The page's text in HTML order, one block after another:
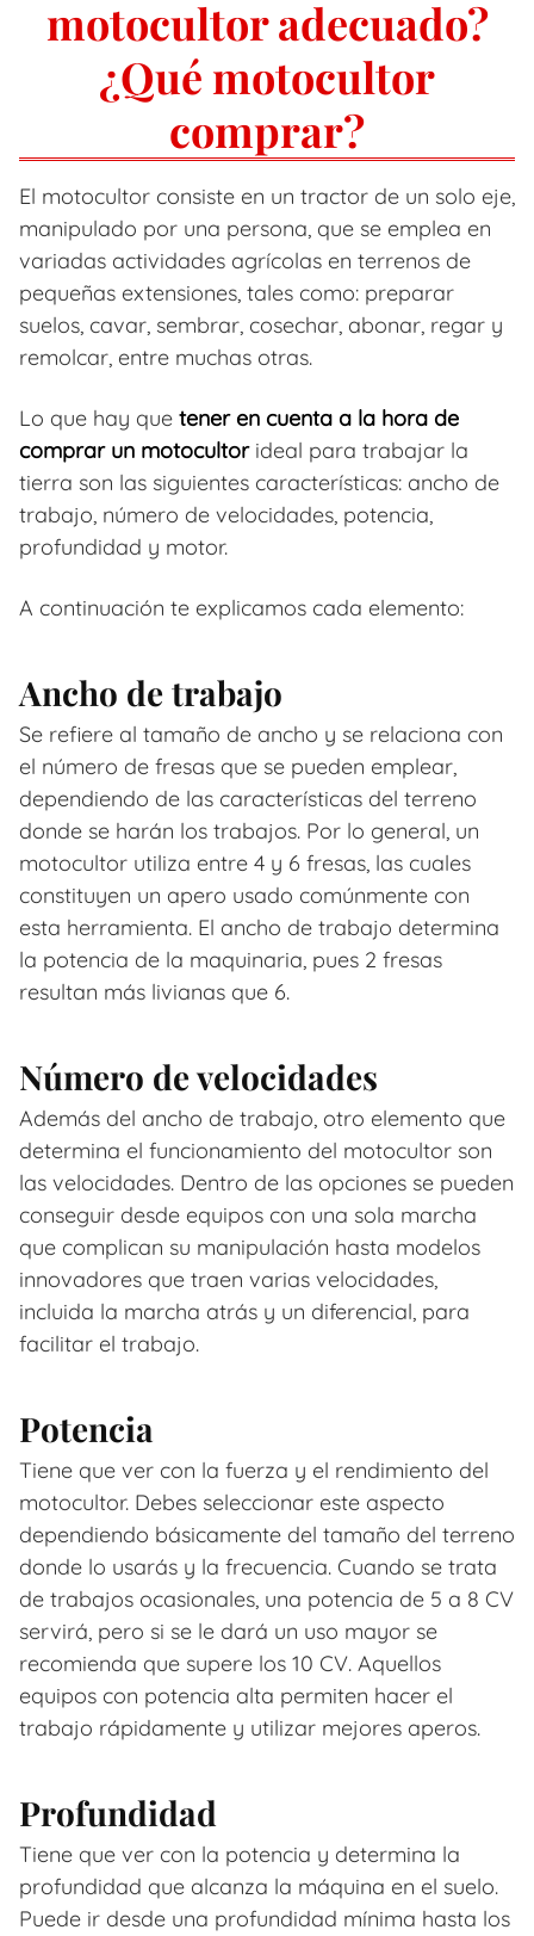
motocultor adecuado?
¿Qué motocultor
comprar?
El motocultor consiste en un tractor de un solo eje,
manipulado por una persona, que se emplea en
variadas actividades agrícolas en terrenos de
pequeñas extensiones, tales como: preparar
suelos, cavar, sembrar, cosechar, abonar, regar y
remolcar, entre muchas otras.
Lo que hay que tener en cuenta a la hora de
comprar un motocultorideal para trabajar la
tierra son las siguientes características: ancho de
trabajo, número de velocidades, potencia,
profundidad y motor.
A continuación te explicamos cada elemento:
Ancho de trabajo
Se refiere al tamaño de ancho y se relaciona con
el número de fresas que se pueden emplear,
dependiendo de las características del terreno
donde se harán los trabajos. Por lo general, un
motocultor utiliza entre 4 y 6 fresas, las cuales
constituyen un apero usado comúnmente con
esta herramienta. El ancho de trabajo determina
la potencia de la maquinaria, pues 2 fresas
resultan más livianas que 6.
Número de velocidades
Además del ancho de trabajo, otro elemento que
determina el funcionamiento del motocultor son
las velocidades. Dentro de las opciones se pueden
conseguir desde equipos con una sola marcha
que complican su manipulación hasta modelos
innovadores que traen varias velocidades,
incluida la marcha atrás y un diferencial, para
facilitar el trabajo.
Potencia
Tiene que ver con la fuerza y el rendimiento del
motocultor. Debes seleccionar este aspecto
dependiendo básicamente del tamaño del terreno
donde lo usarás y la frecuencia. Cuando se trata
de trabajos ocasionales, una potencia de 5 a 8 CV
servirá, pero si se le dará un uso mayor se
recomienda que supere los 10 CV. Aquellos
equipos con potencia alta permiten hacer el
trabajo rápidamente y utilizar mejores aperos.
Profundidad
Tiene que ver con la potencia y determina la
profundidad que alcanza la máquina en el suelo.
Puede ir desde una profundidad mínima hasta los